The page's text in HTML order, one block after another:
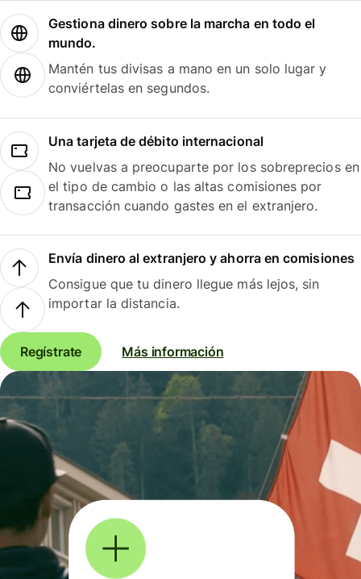
Gestiona dinero sobre la marcha en todo el
mundo.
Mantén tus divisas a mano en un solo lugar y
conviértelas en segundos.
Una tarjeta de débito internacional
No vuelvas a preocuparte por los sobreprecios en
el tipo de cambio o las altas comisiones por
transacción cuando gastes en el extranjero.
Envía dinero al extranjero y ahorra en comisiones
Consigue que tu dinero llegue más lejos, sin
importar la distancia.
Regístrate Más información